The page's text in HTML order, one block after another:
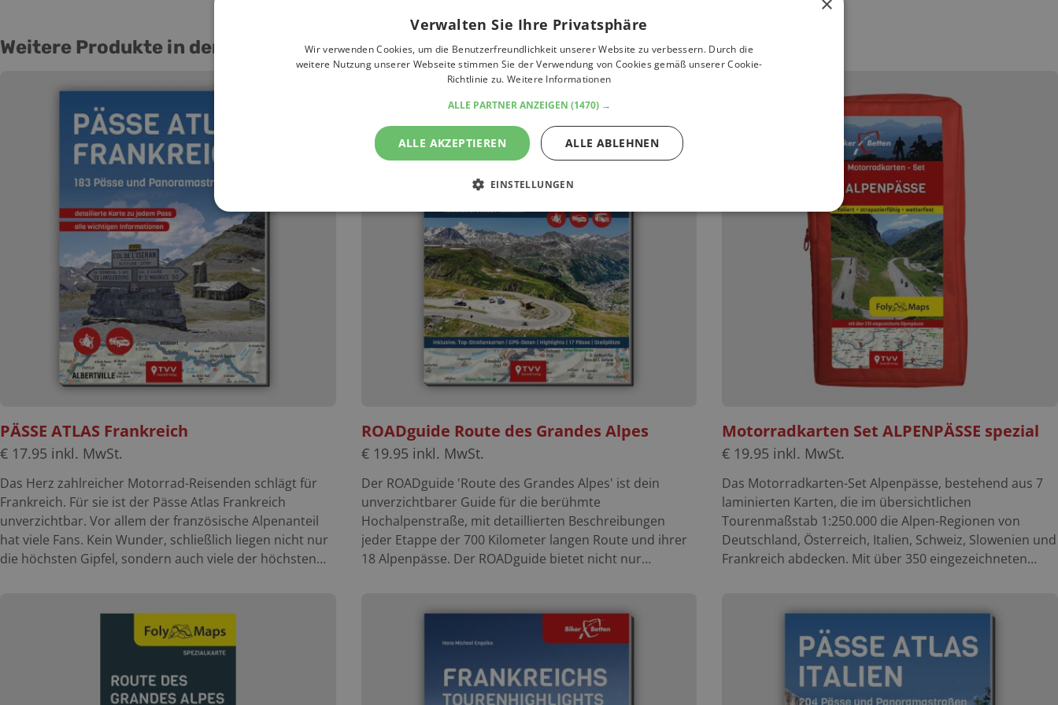
Weitere Produkte in der Region
PÄSSE ATLAS Frankreich
€ 17.95 inkl. MwSt.
Das Herz zahlreicher Motorrad-Reisenden schlägt für
Frankreich. Für sie ist der Pässe Atlas Frankreich
unverzichtbar. Vor allem der französische Alpenanteil
hat viele Fans. Kein Wunder, schließlich liegen nicht nur
die höchsten Gipfel, sondern auch viele der höchsten
begeistern: vom Zentralmassiv über die Pyrenäen bis
hin zu den Vogesen. Zudem verfügt die französische
Mittelmeerinsel Korsika nicht nur über einen politischen
Sonderstatus, sondern auch über eine landschaftliche
Vielfalt, die ihresgleichen sucht. Der Pässe Atlas
ROADguide Route des Grandes Alpes
€ 19.95 inkl. MwSt.
Der ROADguide 'Route des Grandes Alpes' ist dein
unverzichtbarer Guide für die berühmte
Hochalpenstraße, mit detaillierten Beschreibungen
jeder Etappe der 700 Kilometer langen Route und ihrer
18 Alpenpässe. Der ROADguide bietet nicht nur
einschließlich des berühmten Col du Galibier. Zusätzlich
bereichern zwei Exkursionen abseits der Hauptstrecke
Schlüssel zu einem unvergesslichen Abenteuer in den
Alpen, egal ob auf zwei Rädern, im Auto oder mit dem
Motorradkarten Set ALPENPÄSSE spezial
€ 19.95 inkl. MwSt.
Das Motorradkarten-Set Alpenpässe, bestehend aus 7
laminierten Karten, die im übersichtlichen
Tourenmaßstab 1:250.000 die Alpen-Regionen von
Deutschland, Österreich, Italien, Schweiz, Slowenien und
Frankreich abdecken. Mit über 350 eingezeichneten
Strecken, nicht nur für Motorrad-Reisende. Dieses
Kartenset mit 7 gut lesbaren und vor allem beidseitig
bedruckten sowie laminierten Einzelkarten passt perfekt
in jeden Tankrucksack und lässt sich flexibel falten.
Wasserabweisend, reißfest und wieder beschreibbar
Verwalten Sie Ihre Privatsphäre
Wir verwenden Cookies, um die Benutzerfreundlichkeit unserer Website zu verbessern. Durch die
weitere Nutzung unserer Webseite stimmen Sie der Verwendung von Cookies gemäß unserer Cookie-
Richtlinie zu.Weitere Informationen
ALLE PARTNER ANZEIGEN (1470) →
ALLE AKZEPTIEREN ALLE ABLEHNEN
EINSTELLUNGEN